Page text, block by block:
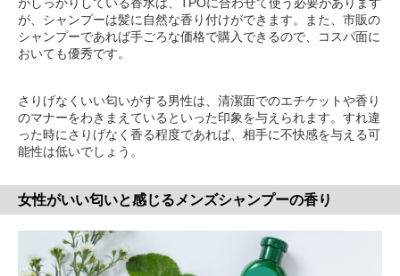
が、シャンプーは髪に自然な香り付けができます。また、市販の
シャンプーであれば手ごろな価格で購入できるので、コスパ面に
おいても優秀です。
さりげなくいい匂いがする男性は、清潔面でのエチケットや香り
のマナーをわきまえているといった印象を与えられます。すれ違
った時にさりげなく香る程度であれば、相手に不快感を与える可
能性は低いでしょう。
女性がいい匂いと感じるメンズシャンプーの香り